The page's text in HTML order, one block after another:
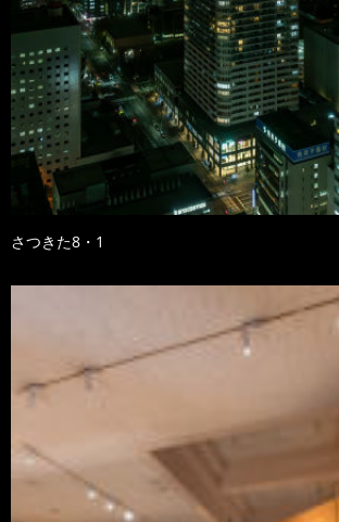
さつきた8・1